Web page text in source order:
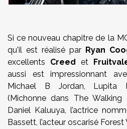
Si ce nouveau chapitre de la
qu'il est réalisé par Ryan
excellents Creed et
aussi est impressionnant
Michael B Jordan, Lupita
(Michonne dans The Walking
Daniel Kaluuya, l’actrice
Bassett, l’acteur oscarisé